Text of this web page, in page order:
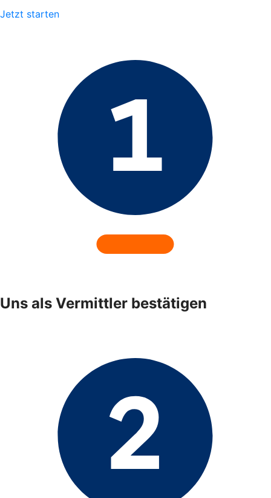
Jetzt starten
Uns als Vermittler bestätigen